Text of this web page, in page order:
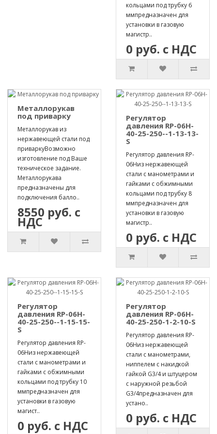
кольцами под трубку 6
ммпредназначен для
установки в газовую
магистр..
0 руб. с НДС
Металлорукав
под приварку
Металлорукав из
нержавеющей стали под
приваркуВозможно
изготовление под Ваше
техническое задание.
Металлорукава
предназначены для
подключения балло..
8550 руб. с
НДС
Регулятор
давления RP-06H-
40-25-250--1-13-13-
S
Регулятор давления RP-
06Hиз нержавеющей
стали с манометрами и
гайками с обжимными
кольцами под трубку 8
ммпредназначен для
установки в газовую
магистр..
0 руб. с НДС
Регулятор
давления RP-06H-
40-25-250--1-15-15-
S
Регулятор давления RP-
06Hиз нержавеющей
стали с манометрами и
гайками с обжимными
кольцами под трубку 10
ммпредназначен для
установки в газовую
магист..
0 руб. с НДС
Регулятор
давления RP-06H-
40-25-250-1-2-10-S
Регулятор давления RP-
06Hиз нержавеющей
стали с манометрами,
ниппелем с накидкой
гайкой G3/4 и штуцером
с наружной резьбой
G3/4предназначен для
устано..
0 руб. с НДС